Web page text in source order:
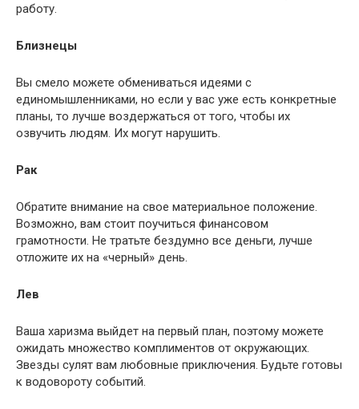
работу.
Близнецы
Вы смело можете обмениваться идеями с
единомышленниками, но если у вас уже есть конкретные
планы, то лучше воздержаться от того, чтобы их
озвучить людям. Их могут нарушить.
Рак
Обратите внимание на свое материальное положение.
Возможно, вам стоит поучиться финансовом
грамотности. Не тратьте бездумно все деньги, лучше
отложите их на «черный» день.
Лев
Ваша харизма выйдет на первый план, поэтому можете
ожидать множество комплиментов от окружающих.
Звезды сулят вам любовные приключения. Будьте готовы
к водовороту событий.